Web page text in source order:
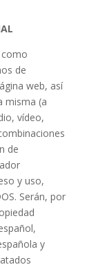
como
de
web, así
misma (a
vídeo,
de
y uso,
Serán, por
y